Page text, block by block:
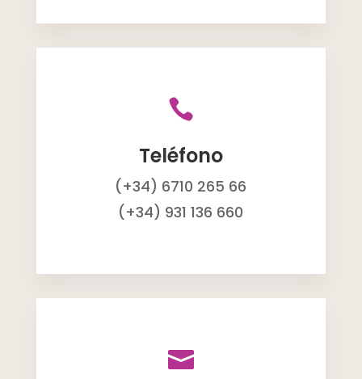

Teléfono
(+34) 6710 265 66
(+34) 931 136 660
